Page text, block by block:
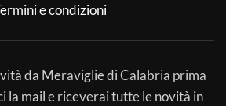
e condizioni
da Meraviglie di Calabria prima
la mail e riceverai tutte le novità in